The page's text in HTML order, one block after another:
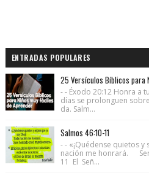
ENTRADAS POPULARES
25 Versículos Bíblicos para
- - Éxodo 20:12 Honra a
días se prolonguen
da. Salm...
Salmos 46:10-11
- - «¡Quédense quietos
nación me honrará.
11 El Señ...